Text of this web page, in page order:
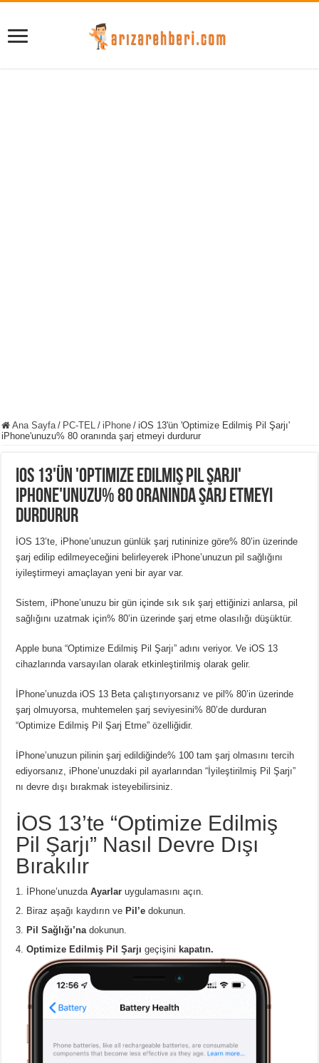
Ana Sayfa / PC-TEL / iPhone / iOS 13'ün 'Optimize Edilmiş Pil Şarjı'
iPhone'unuzu% 80 oranında şarj etmeyi durdurur
iOS 13'ün 'Optimize Edilmiş Pil Şarjı'
iPhone'unuzu% 80 oranında şarj etmeyi
durdurur
İOS 13’te, iPhone’unuzun günlük şarj rutininize göre% 80’in üzerinde
şarj edilip edilmeyeceğini belirleyerek iPhone’unuzun pil sağlığını
iyileştirmeyi amaçlayan yeni bir ayar var.
Sistem, iPhone’unuzu bir gün içinde sık sık şarj ettiğinizi anlarsa, pil
sağlığını uzatmak için% 80’in üzerinde şarj etme olasılığı düşüktür.
Apple buna “Optimize Edilmiş Pil Şarjı” adını veriyor. Ve iOS 13
cihazlarında varsayılan olarak etkinleştirilmiş olarak gelir.
İPhone’unuzda iOS 13 Beta çalıştırıyorsanız ve pil% 80’in üzerinde
şarj olmuyorsa, muhtemelen şarj seviyesini% 80’de durduran
“Optimize Edilmiş Pil Şarj Etme” özelliğidir.
İPhone’unuzun pilinin şarj edildiğinde% 100 tam şarj olmasını tercih
ediyorsanız, iPhone’unuzdaki pil ayarlarından “İyileştirilmiş Pil Şarjı”
nı devre dışı bırakmak isteyebilirsiniz.
İOS 13’te “Optimize Edilmiş
Pil Şarjı” Nasıl Devre Dışı
Bırakılır
İPhone’unuzdaAyarlar uygulamasını açın.
Biraz aşağı kaydırın vePil’e dokunun.
Pil Sağlığı’na dokunun.
Optimize Edilmiş Pil Şarjı geçişini kapatın.